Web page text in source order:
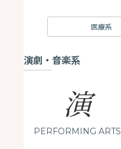
医療系
演劇・音楽系
演
PERFORMING ARTS